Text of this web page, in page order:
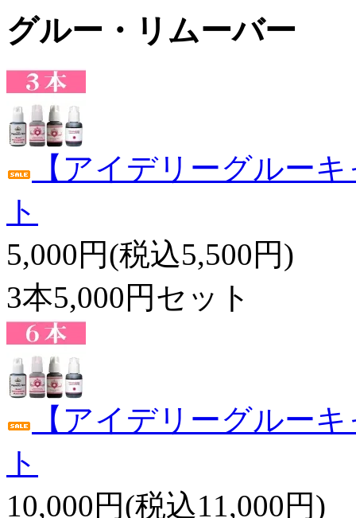
グルー・リムーバー
【アイデリーグルー
ト
5,000円(税込5,500円)
3本5,000円セット
【アイデリーグルー
ト
10,000円(税込11,000円)